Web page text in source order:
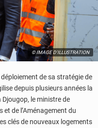
© IMAGE D'ILLUSTRATION
de sa stratégie de
depuis plusieurs années la
Djougop, le ministre de
et de l’Aménagement du
clés de nouveaux logements